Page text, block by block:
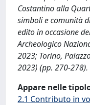
Costantino alla
simboli e comunità
edito in occasione
Archeologico
2023; Torino,
2023) (pp. 270-278).
Appare nelle
2.1 Contributo in